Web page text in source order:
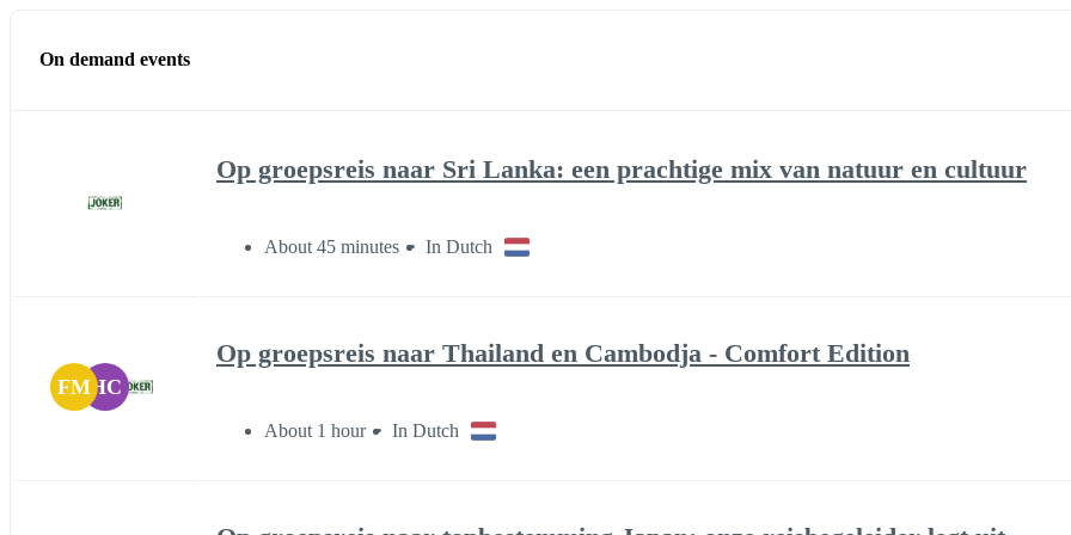
On demand events
Op groepsreis naar Sri Lanka: een prachtige mix van natuur en cultuur
About 45 minutes In Dutch
FMHC
Op groepsreis naar Thailand en Cambodja - Comfort Edition
About 1 hour In Dutch